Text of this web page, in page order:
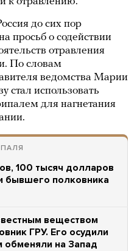
до сих пор
просьб о содействии
отравления
По словам
ведомства Марии
стал использовать
для нагнетания
100 тысяч долларов
бывшего полковника
веществом
ГРУ. Его осудили
обменяли на Запад